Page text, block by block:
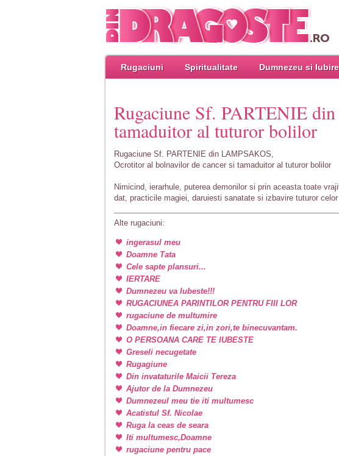
Rugaciuni Spiritualitate Dumnezeu si
Rugaciune Sf. PARTENIE
tamaduitor al tuturor bolilor
Rugaciune Sf. PARTENIE din LAMPSAKOS,
Ocrotitor al bolnavilor de cancer si tamaduitor al tuturor bolilor
Nimicind, ierarhule, puterea demonilor si prin aceasta toate
dat, practicile magiei, daruiesti sanatate si izbavire tuturor
Alte rugaciuni:
ingerasul meu
Doamne Tata
Cele sapte plansuri...
IERTARE
Dumnezeu va Iubeste!!!
RUGACIUNEA PARINTILOR PENTRU FIII LOR
rugaciune de multumire
Doamne,in fiecare zi,in zori,te binecuvantam.
O PERSOANA CARE TE IUBESTE
Greseli necugetate
Rugagiune
Din invataturile Maicii Tereza
Ajutor de la Dumnezeu
Dumnezeul meu tie iti multumesc
Acatistul Sf. Nicolae
Ruga la ceas de seara
Iti multumesc,Doamne
rugaciune pentru pace